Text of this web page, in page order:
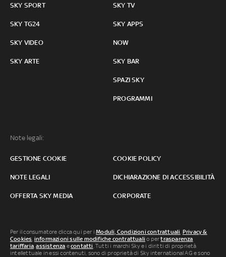
SKY SPORT
SKY TG24
SKY VIDEO
SKY ARTE
SKY TV
SKY APPS
NOW
SKY BAR
SPAZI SKY
PROGRAMMI
Note legali:
GESTIONE COOKIE COOKIE POLICY
NOTE LEGALI DICHIARAZIONE DI ACCESSIBILITÀ
OFFERTA SKY MEDIA CORPORATE
Per il consumatore clicca qui per iModuli, Condizioni contrattuali, Privacy &
Cookies, informazioni sulle modifiche contrattuali o pertrasparenza
tariffaria,assistenza econtatti. Tutti i marchi Sky e i diritti di proprietà
intellettuale in essi contenuti, sono di proprietà di Sky international AG e sono